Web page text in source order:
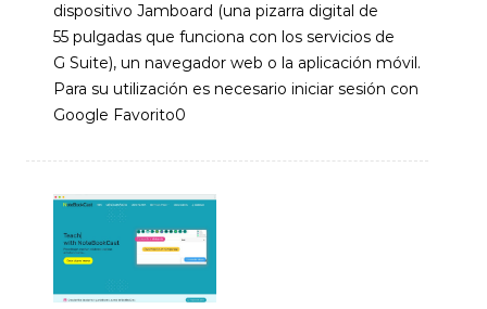
dispositivo Jamboard (una pizarra digital de
55 pulgadas que funciona con los servicios de
G Suite), un navegador web o la aplicación móvil.
Para su utilización es necesario iniciar sesión con
Google Favorito0